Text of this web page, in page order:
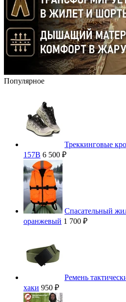
Популярное
Треккинговые
157В 6 500 ₽
Спасательный
оранжевый 1 700 ₽
Ремень
хаки 950 ₽